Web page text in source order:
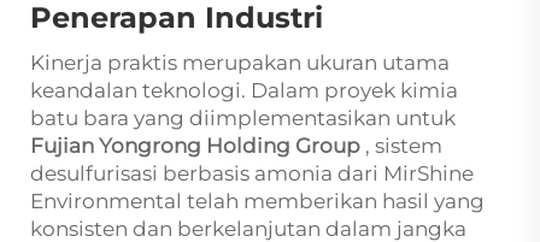
Penerapan Industri
Kinerja praktis merupakan ukuran utama
keandalan teknologi. Dalam proyek kimia
batu bara yang diimplementasikan untuk
Fujian Yongrong Holding Group , sistem
desulfurisasi berbasis amonia dari MirShine
Environmental telah memberikan hasil yang
konsisten dan berkelanjutan dalam jangka